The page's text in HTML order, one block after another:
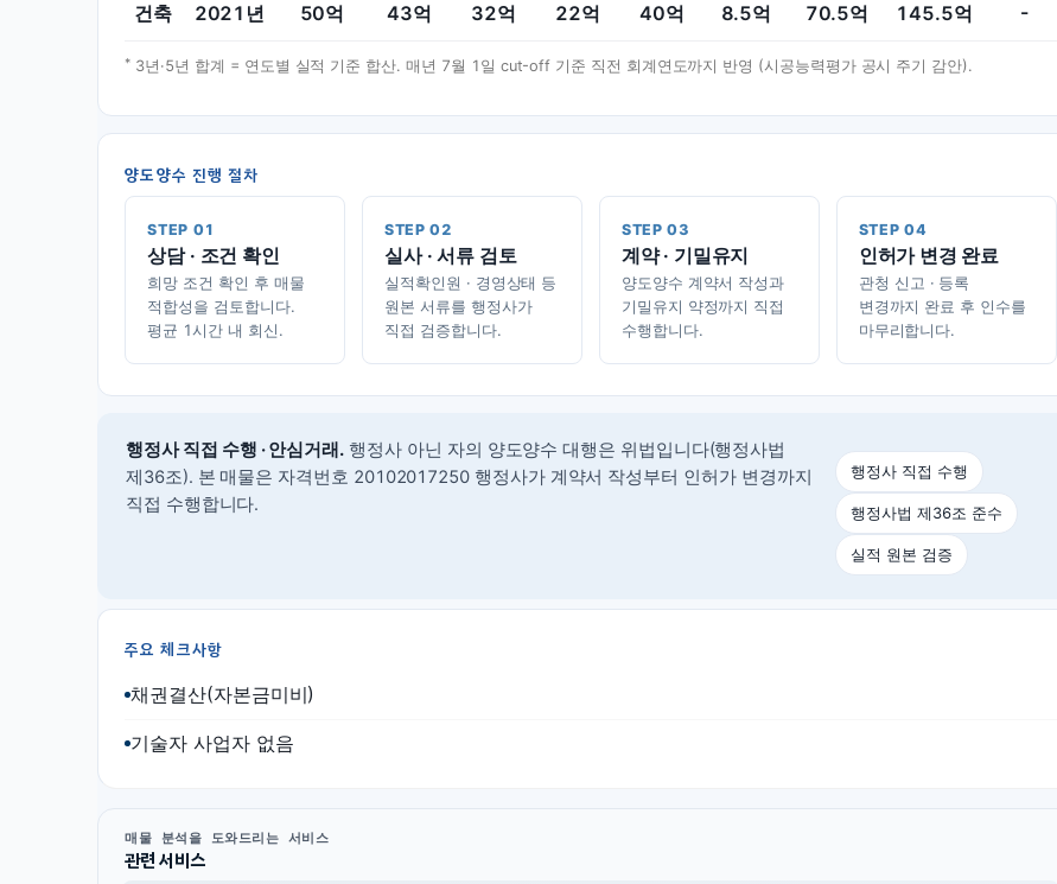
건축 2021 년 50억 43억 32억 22억 40억 8.5억 70.5억 145.5억 -
* 3년·5년 합계 = 연도별 실적 기준 합산. 매년 7월 1일 cut-off 기준 직전 회계연도까지 반영 (시공능력평가 공시 주기 감안).
양도양수 진행 절차
STEP 01
상담 · 조건 확인
희망 조건 확인 후 매물
적합성을 검토합니다.
평균 1시간 내 회신.
STEP 02
실사 · 서류 검토
실적확인원 · 경영상태 등
원본 서류를 행정사가
직접 검증합니다.
STEP 03
계약 · 기밀유지
양도양수 계약서 작성과
기밀유지 약정까지 직접
수행합니다.
STEP 04
인허가 변경 완료
관청 신고 · 등록
변경까지 완료 후 인수를
마무리합니다.
행정사 직접 수행 · 안심거래. 행정사 아닌 자의 양도양수 대행은 위법입니다(행정사법
제36조). 본 매물은 자격번호 20102017250 행정사가 계약서 작성부터 인허가 변경까지
직접 수행합니다.
행정사 직접 수행
행정사법 제36조 준수
실적 원본 검증
주요 체크사항
채권결산(자본금미비)
기술자 사업자 없음
매물 분석을 도와드리는 서비스
관련 서비스